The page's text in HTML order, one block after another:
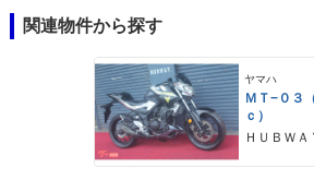
関連物件から探す
ヤマハ
ＭＴ−０３
ｃ）
ＨＵＢＷＡ